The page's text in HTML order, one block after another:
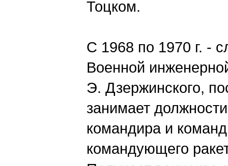
Тоцком.
С 1968 по 1970 г. -
Военной
Э. Дзержинского,
занимает
командира и
командующего